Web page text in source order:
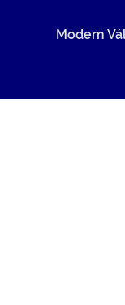
Modern